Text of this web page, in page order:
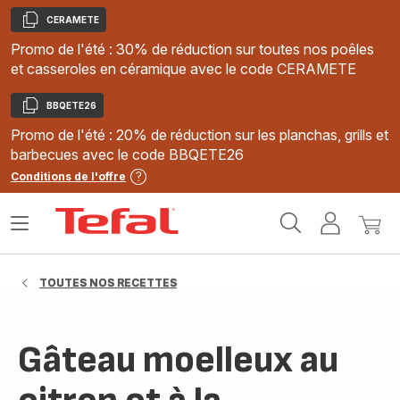
Copier
CERAMETE
Promo de l'été : 30% de réduction sur toutes nos poêles
et casseroles en céramique avec le code CERAMETE
Copier
BBQETE26
Promo de l'été : 20% de réduction sur les planchas, grills et
barbecues avec le code BBQETE26
Conditions de l'offre
MonMon
Ouvrir
TOUTES NOS RECETTES
Gâteau moelleux au